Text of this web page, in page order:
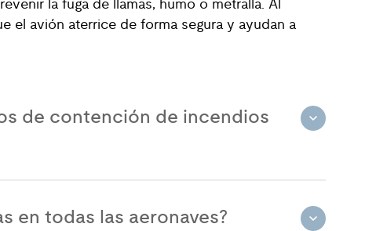
la fuga de llamas, humo o metralla. Al
el avión aterrice de forma segura y ayudan a
de contención de incendios
en todas las aeronaves?